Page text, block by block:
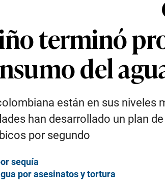
terminó
del
están en sus niveles
han desarrollado un plan
por segundo
sequía
por asesinatos y tortura